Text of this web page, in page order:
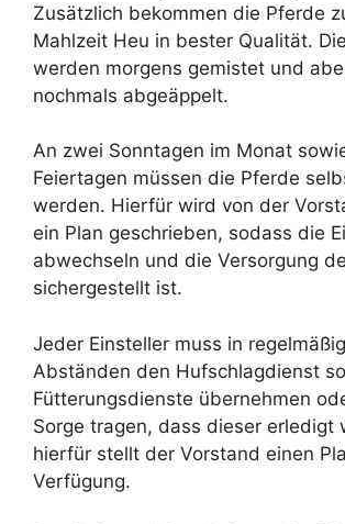
Zusätzlich bekommen die Pferde
Mahlzeit Heu in bester Qualität.
werden morgens gemistet und
nochmals abgeäppelt.
An zwei Sonntagen im Monat
Feiertagen müssen die Pferde
werden. Hierfür wird von der
ein Plan geschrieben, sodass die
abwechseln und die Versorgung
sichergestellt ist.
Jeder Einsteller muss in
Abständen den Hufschlagdienst
Fütterungsdienste übernehmen
Sorge tragen, dass dieser erledigt
hierfür stellt der Vorstand einen
Verfügung.